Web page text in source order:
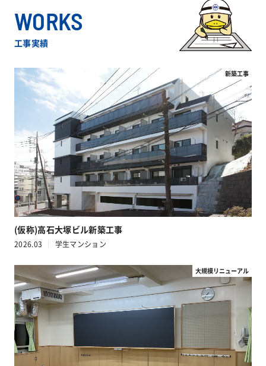
WORKS
工事実績
新築工事
(仮称)高石大塚ビル新築工事
2026.03 学生マンション
大規模リニューアル